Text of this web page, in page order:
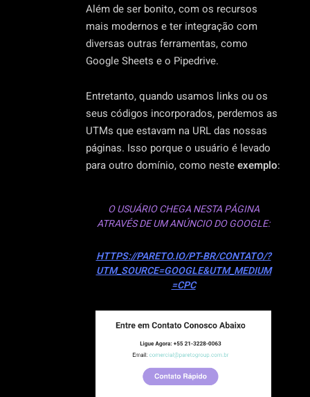
Além de ser bonito, com os recursos
mais modernos e ter integração com
diversas outras ferramentas, como
Google Sheets e o Pipedrive.
Entretanto, quando usamos links ou os
seus códigos incorporados, perdemos as
UTMs que estavam na URL das nossas
páginas. Isso porque o usuário é levado
para outro domínio, como nesteexemplo:
O USUÁRIO CHEGA NESTA PÁGINA
ATRAVÉS DE UM ANÚNCIO DO GOOGLE:
HTTPS://PARETO.IO/PT-BR/CONTATO/?
UTM_SOURCE=GOOGLE&UTM_MEDIUM
=CPC